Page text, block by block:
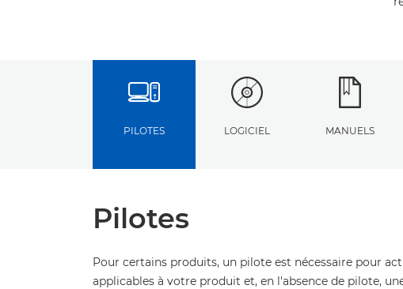
PILOTES LOGICIEL MANUELS
Pilotes
Pour certains produits, un pilote est nécessaire pour
applicables à votre produit et, en l'absence de pilote,